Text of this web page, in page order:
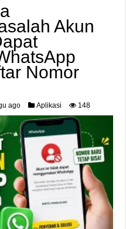
Akun
Nomor
ago Aplikasi 148